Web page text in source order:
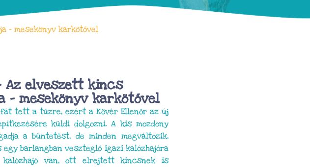
– mesekönyv karkötővel
Az elveszett kincs
– mesekönyv karkötővel
fát tett a tűzre, ezért a Kövér Ellenőr az új
küldi dolgozni. A kis mozdony
a büntetést, de minden megváltozik,
egy barlangban veszteglő igazi kalózhajóra
kalózhajó van, ott elrejtett kincsnek is